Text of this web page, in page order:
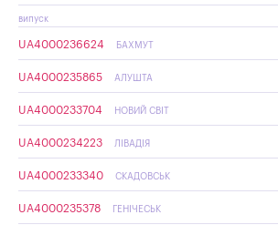
випуск
UA4000236624 БАХМУТ
UA4000235865 АЛУШТА
UA4000233704 НОВИЙ СВІТ
UA4000234223 ЛІВАДІЯ
UA4000233340 СКАДОВСЬК
UA4000235378 ГЕНІЧЕСЬК